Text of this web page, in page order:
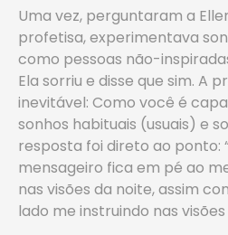
Uma vez, perguntaram a
profetisa, experimentava
como pessoas não-
Ela sorriu e disse que sim. A
inevitável: Como você é
sonhos habituais (usuais) e
resposta foi direto ao ponto:
mensageiro fica em pé ao
nas visões da noite, assim
lado me instruindo nas visões